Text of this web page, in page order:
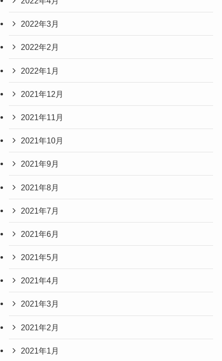
2022年3月
2022年2月
2022年1月
2021年12月
2021年11月
2021年10月
2021年9月
2021年8月
2021年7月
2021年6月
2021年5月
2021年4月
2021年3月
2021年2月
2021年1月